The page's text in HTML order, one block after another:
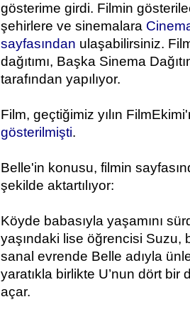
gösterime girdi. Filmin
şehirlere ve sinemalara
sayfasından ulaşabilirsiniz.
dağıtımı, Başka Sinema
tarafından yapılıyor.
Film, geçtiğimiz yılın
gösterilmişti.
Belle'in konusu, filmin
şekilde aktartılıyor:
Köyde babasıyla yaşamını
yaşındaki lise öğrencisi Suzu,
sanal evrende Belle adıyla
yaratıkla birlikte U’nun dört
açar.